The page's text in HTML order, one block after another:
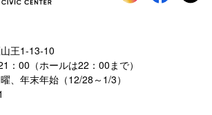
王1-13-10
：00（ホールは22：00まで）
、年末年始（12/28～1/3）